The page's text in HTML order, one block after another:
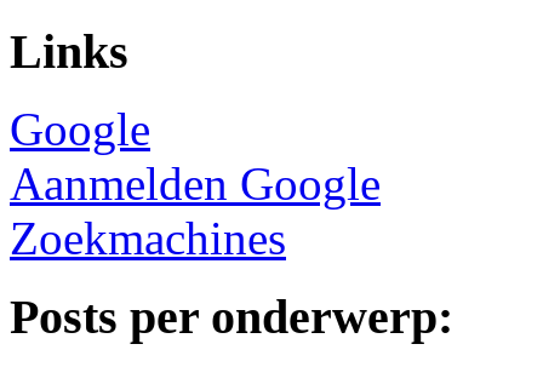
Links
Google
Aanmelden Google
Zoekmachines
Posts per onderwerp: